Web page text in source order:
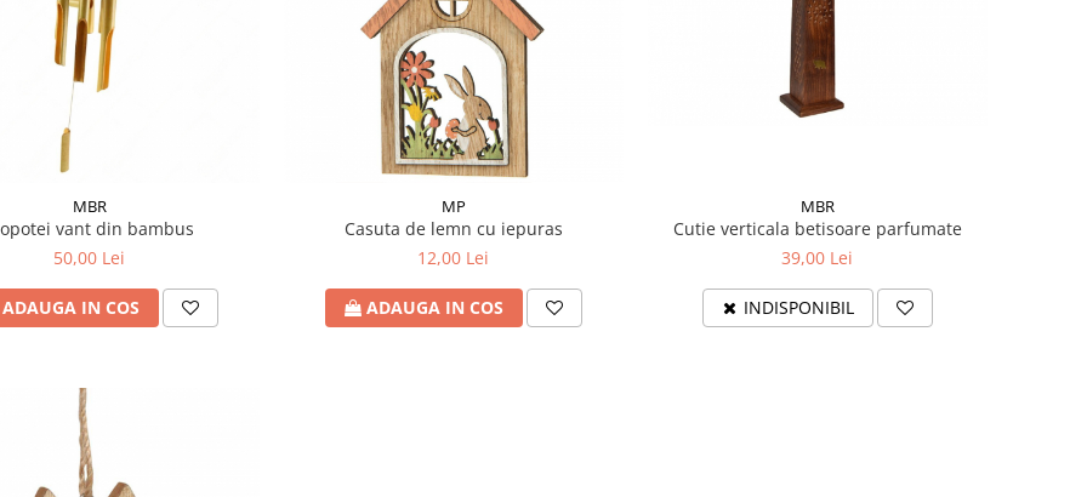
MBR
vant din bambus
50,00 Lei
ADAUGA IN COS
MP
Casuta de lemn cu iepuras
12,00 Lei
ADAUGA IN COS
MBR
Cutie verticala betisoare parfumate
39,00 Lei
INDISPONIBIL